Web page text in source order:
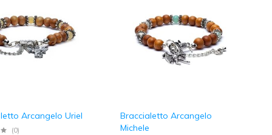
Arcangelo Uriel
(0)
Braccialetto Arcangelo
Michele